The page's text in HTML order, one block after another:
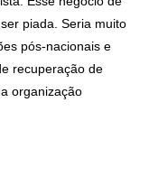
piada. Seria muito
pós-nacionais e
recuperação de
organização